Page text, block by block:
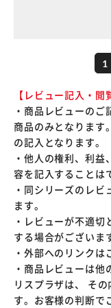
1
【レビュー記入・閲
・商品レビューの
商品のみとなります
の記入となります。
・他人の権利、利
容を記入することは
・同シリーズのレ
ます。
・レビューが不適
する場合がございま
・外部へのリンクは
・商品レビューは
リスプラザは、 そ
す。お客様の判断で